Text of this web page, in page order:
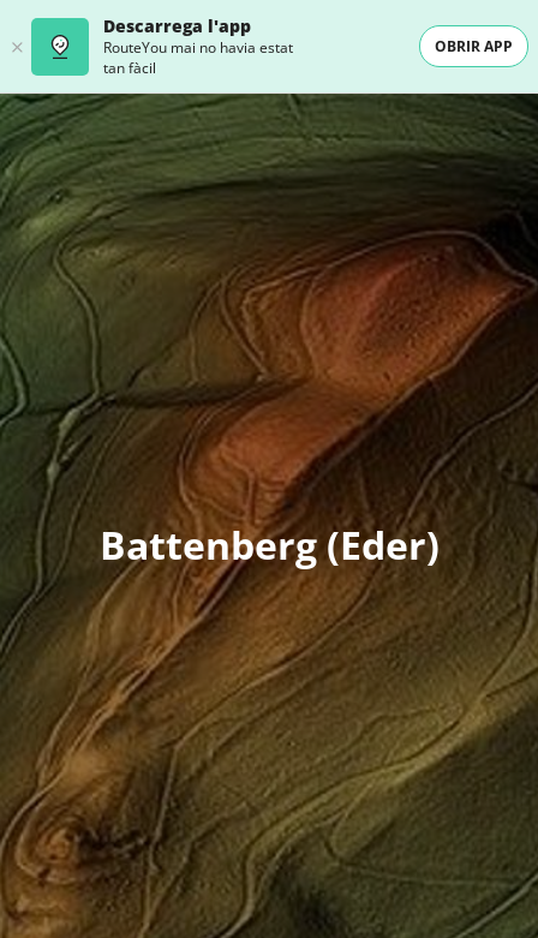
Descarrega l'app
RouteYou mai no havia estat
tan fàcil
OBRIR APP
Battenberg (Eder)